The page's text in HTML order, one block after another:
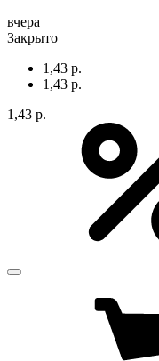
вчера
Закрыто
1,43 р.
1,43 р.
1,43 р.